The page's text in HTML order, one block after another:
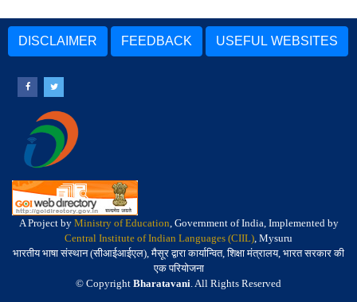
DISCLAIMER FEEDBACK USEFUL WEBSITES
A Project by Ministry of Education, Government of India, Implemented by
Central Institute of Indian Languages (CIIL), Mysuru
भारतीय भाषा संस्थान (सीआईआईएल), मैसूर द्वारा कार्यान्वित, शिक्षा मंत्रालय, भारत सरकार की
एक परियोजना
© Copyright Bharatavani. All Rights Reserved